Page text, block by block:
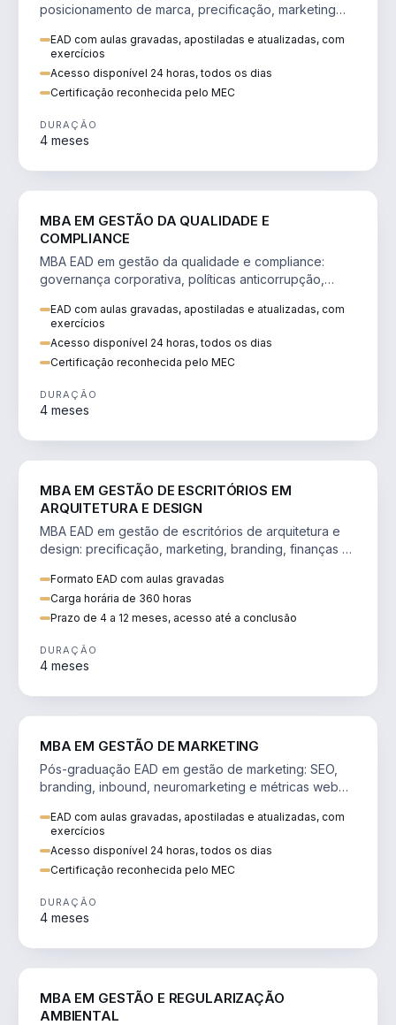
posicionamento de marca, precificação, marketing
EAD com aulas gravadas, apostiladas e atualizadas, com
exercícios
Acesso disponível 24 horas, todos os dias
Certificação reconhecida pelo MEC
DURAÇÃO
4 meses
MBA EM GESTÃO DA QUALIDADE E
COMPLIANCE
MBA EAD em gestão da qualidade e compliance:
governança corporativa, políticas anticorrupção,
EAD com aulas gravadas, apostiladas e atualizadas, com
exercícios
Acesso disponível 24 horas, todos os dias
Certificação reconhecida pelo MEC
DURAÇÃO
4 meses
MBA EM GESTÃO DE ESCRITÓRIOS EM
ARQUITETURA E DESIGN
MBA EAD em gestão de escritórios de arquitetura e
design: precificação, marketing, branding, finanças e
Formato EAD com aulas gravadas
Carga horária de 360 horas
Prazo de 4 a 12 meses, acesso até a conclusão
DURAÇÃO
4 meses
MBA EM GESTÃO DE MARKETING
Pós-graduação EAD em gestão de marketing: SEO,
branding, inbound, neuromarketing e métricas web
EAD com aulas gravadas, apostiladas e atualizadas, com
exercícios
Acesso disponível 24 horas, todos os dias
Certificação reconhecida pelo MEC
DURAÇÃO
4 meses
MBA EM GESTÃO E REGULARIZAÇÃO
AMBIENTAL